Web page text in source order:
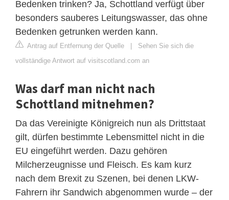
Bedenken trinken? Ja, Schottland verfügt über
besonders sauberes Leitungswasser, das ohne
Bedenken getrunken werden kann.
Antrag auf Entfernung der Quelle | Sehen Sie sich die
vollständige Antwort auf visitscotland.com an
Was darf man nicht nach
Schottland mitnehmen?
Da das Vereinigte Königreich nun als Drittstaat
gilt, dürfen bestimmte Lebensmittel nicht in die
EU eingeführt werden. Dazu gehören
Milcherzeugnisse und Fleisch. Es kam kurz
nach dem Brexit zu Szenen, bei denen LKW-
Fahrern ihr Sandwich abgenommen wurde – der